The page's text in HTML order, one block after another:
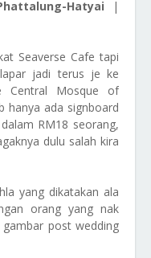
Hatyai |
Seaverse Cafe tapi
jadi terus je ke
Central Mosque of
hanya ada signboard
RM18 seorang,
dulu salah kira
yang dikatakan ala
orang yang nak
post wedding